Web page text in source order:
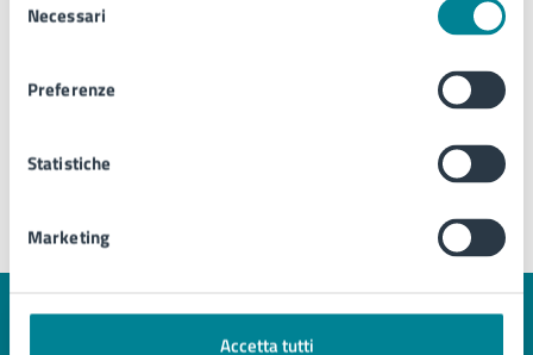
delNecessari
Preferenze
Statistiche
Marketing
Accetta tutti
Parco e giardino
Quanto sono chiare le informazioni su questa